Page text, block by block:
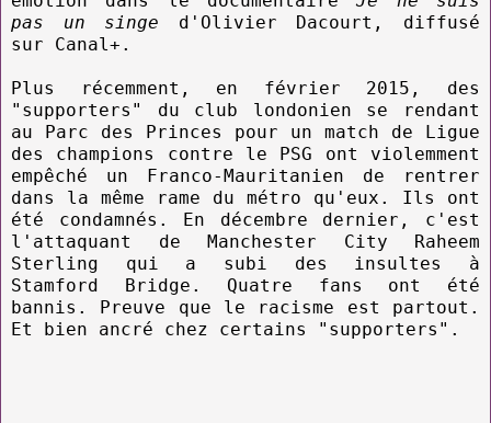
pas un singe d'Olivier Dacourt, diffusé
sur Canal+.
Plus récemment, en février 2015, des
"supporters" du club londonien se rendant
au Parc des Princes pour un match de Ligue
des champions contre le PSG ont violemment
empêché un Franco-Mauritanien de rentrer
dans la même rame du métro qu'eux. Ils ont
été condamnés. En décembre dernier, c'est
l'attaquant de Manchester City Raheem
Sterling qui a subi des insultes à
Stamford Bridge. Quatre fans ont été
bannis. Preuve que le racisme est partout.
Et bien ancré chez certains "supporters".